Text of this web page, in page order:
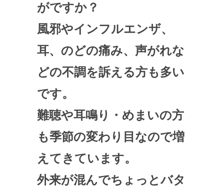
がですか？
風邪やインフルエンザ、
耳、のどの痛み、声がれな
どの不調を訴える方も多い
です。
難聴や耳鳴り・めまいの方
も季節の変わり目なので増
えてきています。
外来が混んでちょっとバタ